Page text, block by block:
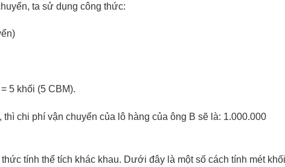
ta sử dụng công thức:
5 khối (5 CBM).
chi phí vận chuyển của lô hàng của ông B sẽ là: 1.000.000
tính thể tích khác khau. Dưới đây là một số cách tính mét khối